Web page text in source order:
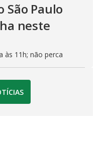
Paulo
neste
às 11h; não perca